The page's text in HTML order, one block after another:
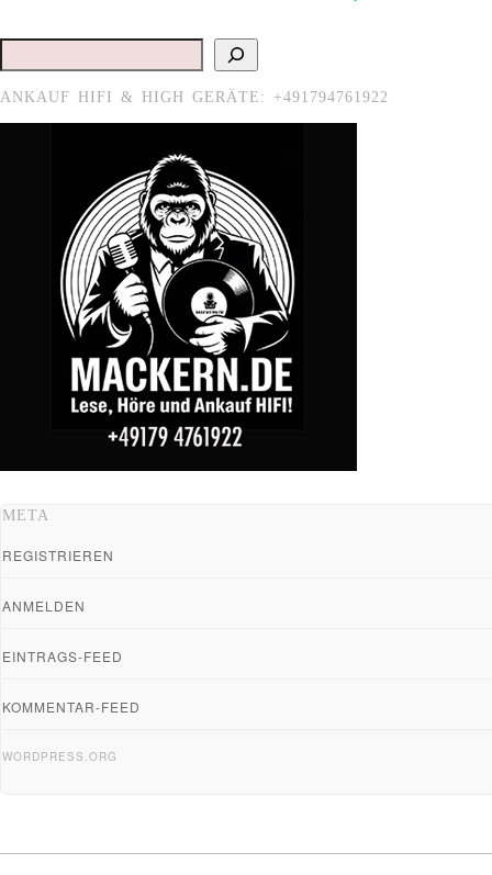
Suchen
ANKAUF HIFI & HIGH GERÄTE: +491794761922
META
REGISTRIEREN
ANMELDEN
EINTRAGS-FEED
KOMMENTAR-FEED
WORDPRESS.ORG